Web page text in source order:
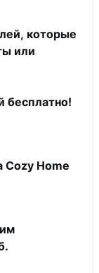
которые
или
бесплатно!
Cozy Home